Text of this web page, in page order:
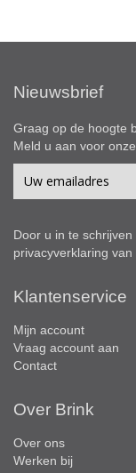
Nieuwsbrief
Graag op de hoogte
Meld u aan voor
Door u in te
privacyverklaring van
Klantenservice
Mijn account
Vraag account aan
Contact
Over Brink
Over ons
Werken bij